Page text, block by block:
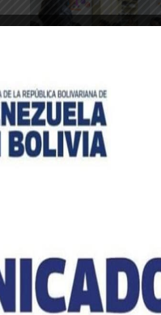
Estudiantes promueven
preservación de la Tierra
mediante la literatura